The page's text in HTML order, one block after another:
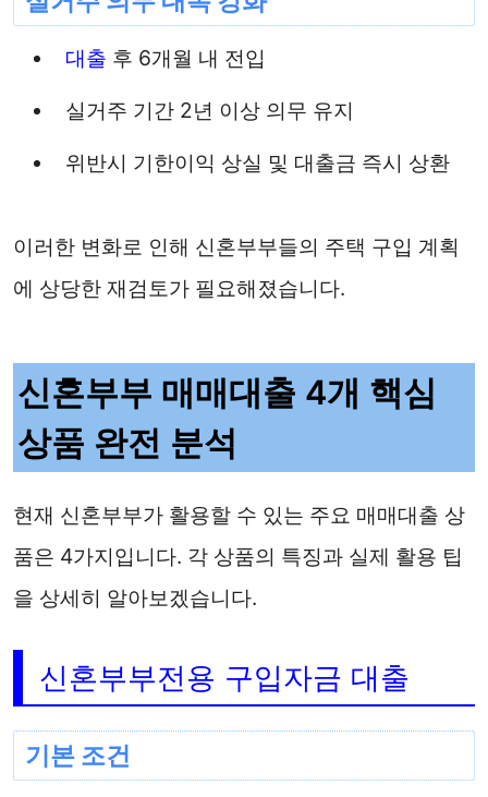
대출 후 6개월 내 전입
실거주 기간 2년 이상 의무 유지
위반시 기한이익 상실 및 대출금 즉시 상환
이러한 변화로 인해 신혼부부들의 주택 구입 계획
에 상당한 재검토가 필요해졌습니다.
신혼부부 매매대출 4개 핵심
상품 완전 분석
현재 신혼부부가 활용할 수 있는 주요 매매대출 상
품은 4가지입니다. 각 상품의 특징과 실제 활용 팁
을 상세히 알아보겠습니다.
신혼부부전용 구입자금 대출
기본 조건